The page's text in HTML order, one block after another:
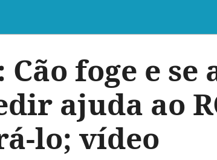
foge e se
ajuda ao
lo; vídeo